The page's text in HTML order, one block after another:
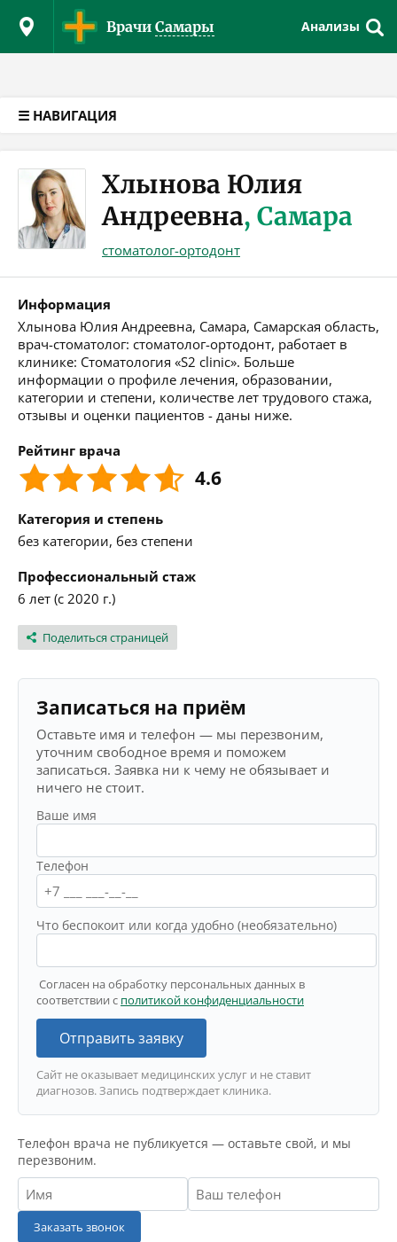
Врачи Самары Анализы
☰ НАВИГАЦИЯ
Хлынова Юлия
Андреевна, Самара
стоматолог-ортодонт
Информация
Хлынова Юлия Андреевна, Самара, Самарская область,
врач-стоматолог: стоматолог-ортодонт, работает в
клинике: Стоматология «S2 clinic». Больше
информации о профиле лечения, образовании,
категории и степени, количестве лет трудового стажа,
отзывы и оценки пациентов - даны ниже.
Рейтинг врача
4.6
Категория и степень
без категории, без степени
Профессиональный стаж
6 лет (с 2020 г.)
Поделиться страницей
Записаться на приём
Оставьте имя и телефон — мы перезвоним,
уточним свободное время и поможем
записаться. Заявка ни к чему не обязывает и
ничего не стоит.
Ваше имя
Телефон
Что беспокоит или когда удобно (необязательно)
Согласен на обработку персональных данных в
соответствии с политикой конфиденциальности
Отправить заявку
Сайт не оказывает медицинских услуг и не ставит
диагнозов. Запись подтверждает клиника.
Телефон врача не публикуется — оставьте свой, и мы
перезвоним.
Заказать звонок